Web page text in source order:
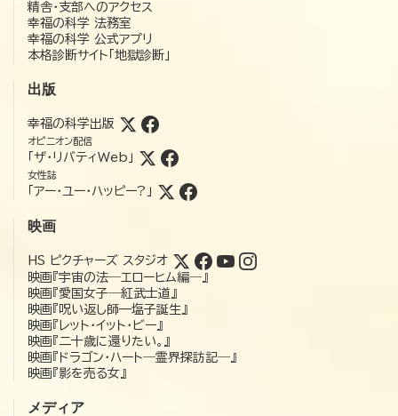
精舎・支部へのアクセス
幸福の科学 法務室
幸福の科学 公式アプリ
本格診断サイト「地獄診断」
出版
幸福の科学出版
オピニオン配信
「ザ・リバティWeb」
女性誌
「アー・ユー・ハッピー?」
映画
HS ピクチャーズ スタジオ
映画『宇宙の法―エローヒム編―』
映画『愛国女子―紅武士道』
映画『呪い返し師—塩子誕生』
映画『レット・イット・ビー』
映画『二十歳に還りたい。』
映画『ドラゴン・ハート―霊界探訪記―』
映画『影を売る女』
メディア